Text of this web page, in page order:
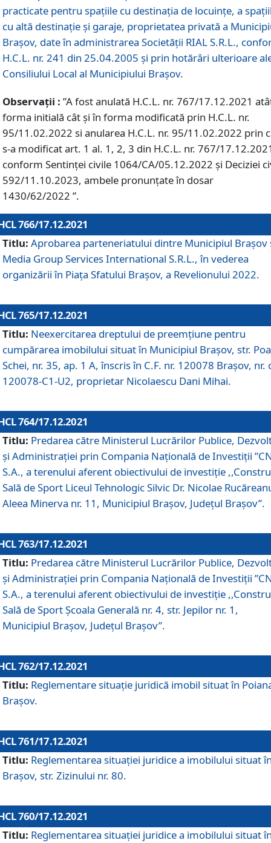
practicate pentru spaţiile cu destinaţia de locuinţe, a
cu altă destinaţie şi garaje, proprietatea privată a
Braşov, date în administrarea Societăţii RIAL S.R.L.,
H.C.L. nr. 241 din 25.04.2005 și prin hotărâri ulterioare
Consiliului Local al Municipiului Braşov.
Observații : ”A fost anulată H.C.L. nr. 767/17.12.2021
forma initială cât și în forma modificată prin H.C.L. nr.
95/11.02.2022 si anularea H.C.L. nr. 95/11.02.2022 prin
s-a modificat art. 1 al. 1, 2, 3 din H.C.L. nr. 767/
conform Sentinței civile 1064/CA/05.12.2022 și Deciziei
592/11.10.2023, ambele pronunțate în dosar
1430/62/2022 ”.
766/17.12.2021
Titlu: Aprobarea parteneriatului dintre Municipiul Brașov
Media Group Services International S.R.L., în vederea
organizării în Piața Sfatului Brașov, a Revelionului 2022.
765/17.12.2021
Titlu: Neexercitarea dreptului de preemţiune pentru
cumpărarea imobilului situat în Municipiul Braşov, str.
Schei, nr. 35, ap. 1 A, înscris în C.F. nr. 120078 Brașov, nr.
120078-C1-U2, proprietar Nicolaescu Dani Mihai.
764/17.12.2021
Titlu: Predarea către Ministerul Lucrărilor Publice,
și Administrației prin Compania Naţională de Investiţii
S.A., a terenului aferent obiectivului de investiţie
Sală de Sport Liceul Tehnologic Silvic Dr. Nicolae
Aleea Minerva nr. 11, Municipiul Brașov, Județul Brașov”.
763/17.12.2021
Titlu: Predarea către Ministerul Lucrărilor Publice,
și Administrației prin Compania Naţională de Investiţii
S.A., a terenului aferent obiectivului de investiție
Sală de Sport Școala Generală nr. 4, str. Jepilor nr. 1,
Municipiul Brașov, Județul Brașov”.
762/17.12.2021
Titlu: Reglementare situație juridică imobil situat în
Brașov.
761/17.12.2021
Titlu: Reglementarea situației juridice a imobilului situat
Brașov, str. Zizinului nr. 80.
760/17.12.2021
Titlu: Reglementarea situației juridice a imobilului situat